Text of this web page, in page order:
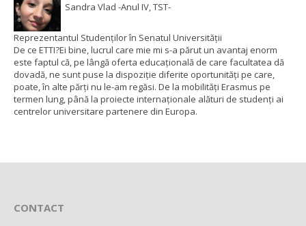
Sandra Vlad -Anul IV, TST-
Reprezentantul Studenților în Senatul Universității
De ce ETTI?Ei bine, lucrul care mie mi s-a părut un avantaj enorm
este faptul că, pe lângă oferta educațională de care facultatea dă
dovadă, ne sunt puse la dispoziție diferite oportunități pe care,
poate, în alte părți nu le-am regăsi. De la mobilități Erasmus pe
termen lung, până la proiecte internaționale alături de studenți ai
centrelor universitare partenere din Europa.
CONTACT